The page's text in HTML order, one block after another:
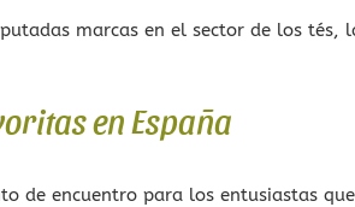
marcas en el sector de los tés,
en España
de encuentro para los entusiastas